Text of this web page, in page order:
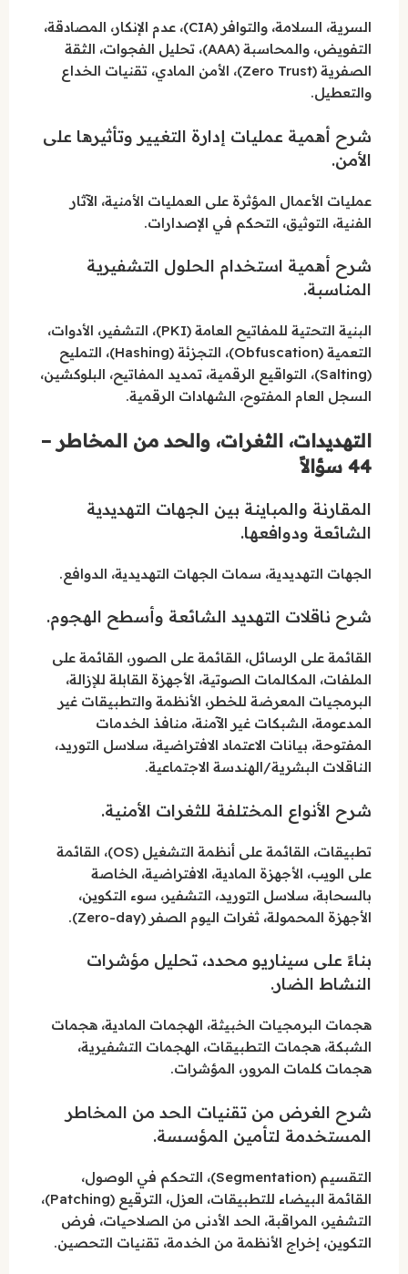
السرية، السلامة، والتوافر (CIA)، عدم الإنكار، المصادقة،
التفويض، والمحاسبة (AAA)، تحليل الفجوات، الثقة
الصفرية (Zero Trust)، الأمن المادي، تقنيات الخداع
والتعطيل.
شرح أهمية عمليات إدارة التغيير وتأثيرها على
الأمن.
عمليات الأعمال المؤثرة على العمليات الأمنية، الآثار
الفنية، التوثيق، التحكم في الإصدارات.
شرح أهمية استخدام الحلول التشفيرية
المناسبة.
البنية التحتية للمفاتيح العامة (PKI)، التشفير، الأدوات،
التعمية (Obfuscation)، التجزئة (Hashing)، التمليح
(Salting)، التواقيع الرقمية، تمديد المفاتيح، البلوكشين،
السجل العام المفتوح، الشهادات الرقمية.
التهديدات، الثغرات، والحد من المخاطر –
44 سؤالاً
المقارنة والمباينة بين الجهات التهديدية
الشائعة ودوافعها.
الجهات التهديدية، سمات الجهات التهديدية، الدوافع.
شرح ناقلات التهديد الشائعة وأسطح الهجوم.
القائمة على الرسائل، القائمة على الصور، القائمة على
الملفات، المكالمات الصوتية، الأجهزة القابلة للإزالة،
البرمجيات المعرضة للخطر، الأنظمة والتطبيقات غير
المدعومة، الشبكات غير الآمنة، منافذ الخدمات
المفتوحة، بيانات الاعتماد الافتراضية، سلاسل التوريد،
الناقلات البشرية/الهندسة الاجتماعية.
شرح الأنواع المختلفة للثغرات الأمنية.
تطبيقات، القائمة على أنظمة التشغيل (OS)، القائمة
على الويب، الأجهزة المادية، الافتراضية، الخاصة
بالسحابة، سلاسل التوريد، التشفير، سوء التكوين،
الأجهزة المحمولة، ثغرات اليوم الصفر (Zero-day).
بناءً على سيناريو محدد، تحليل مؤشرات
النشاط الضار.
هجمات البرمجيات الخبيثة، الهجمات المادية، هجمات
الشبكة، هجمات التطبيقات، الهجمات التشفيرية،
هجمات كلمات المرور، المؤشرات.
شرح الغرض من تقنيات الحد من المخاطر
المستخدمة لتأمين المؤسسة.
التقسيم (Segmentation)، التحكم في الوصول،
القائمة البيضاء للتطبيقات، العزل، الترقيع (Patching)،
التشفير، المراقبة، الحد الأدنى من الصلاحيات، فرض
التكوين، إخراج الأنظمة من الخدمة، تقنيات التحصين.